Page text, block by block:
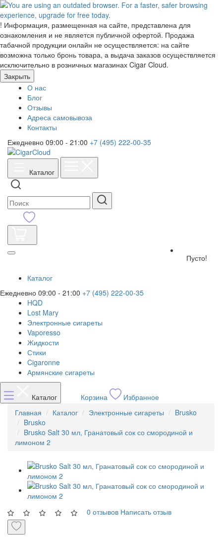
! Информация, размещенная на сайте, представлена для
ознакомления и не является публичной офертой. Продажа
табачной продукции онлайн не осуществляется: на сайте
возможна только бронь товара, а выдача заказов осуществляется
исключительно в розничных магазинах Cigar Cloud.
Закрыть
О нас
Блог
Отзывы
Адреса самовывоза
Контакты
Ежедневно 09:00 - 21:00 +7 (495) 222-00-35
Каталог
Пусто!
Каталог
Ежедневно 09:00 - 21:00 +7 (495) 222-00-35
HQD
Lost Mary
Электронные сигареты
Vaporesso
Жидкости
Стики
Cigaronne
Армянские сигареты
Каталог Корзина
Избранное
Главная
Каталог Электронные сигареты
Brusko
Brusko
Brusko Salt 30 мл, Гранатовый сок со смородиной и
лимоном 2
0 отзывов Написать отзыв